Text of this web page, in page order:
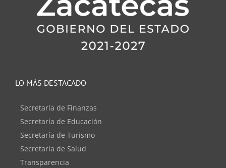
LO MÁS DESTACADO
Secretaría de Finanzas
Secretaría de Educación
Secretaría de Turismo
Secretaría de Salud
Transparencia